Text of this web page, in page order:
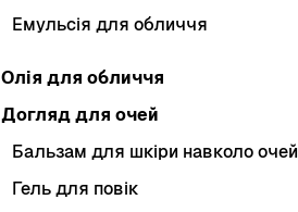
Емульсія для обличчя
Олія для обличчя
Догляд для очей
Бальзам для шкіри навколо очей
Гель для повік